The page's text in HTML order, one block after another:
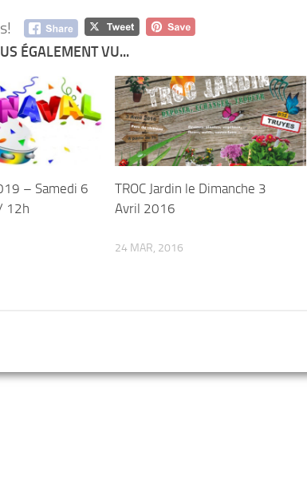
ÉGALEMENT VU...
– Samedi 6
12h
TROC Jardin le Dimanche 3
Avril 2016
24 MAR, 2016